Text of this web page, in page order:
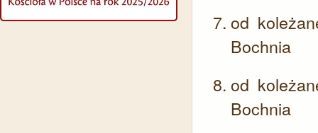
od
Bochnia
od
Bochnia